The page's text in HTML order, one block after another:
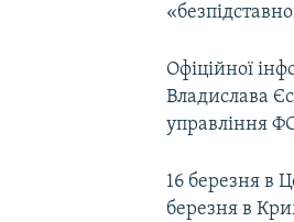
Офіційної
Владислава
управління
16 березня в
березня в